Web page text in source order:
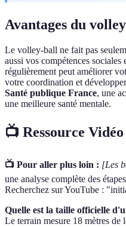
Avantages du
Le volley-ball ne fait pas
aussi vos compétences
régulièrement peut améliorer
votre coordination et
Santé publique France, une
une meilleure santé mentale.
📺 Ressource Vidéo
📺 Pour aller plus loin : [Les
une analyse complète des
Recherchez sur YouTube :
Quelle est la taille officielle
Le terrain mesure 18 mètres de